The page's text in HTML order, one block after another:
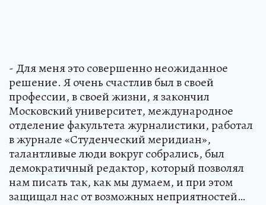
- Для меня это совершенно неожиданное
решение. Я очень счастлив был в своей
профессии, в своей жизни, я закончил
Московский университет, международное
отделение факультета журналистики, работал
в журнале «Студенческий меридиан»,
талантливые люди вокруг собрались, был
демократичный редактор, который позволял
нам писать так, как мы думаем, и при этом
защищал нас от возможных неприятностей…